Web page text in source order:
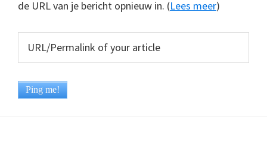
de URL van je bericht opnieuw in. (Lees meer)